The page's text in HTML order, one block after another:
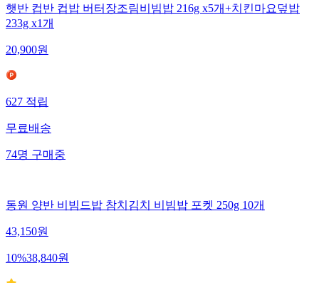
햇반 컵반 컵밥 버터장조림비빔밥 216g x5개+치킨마요덮밥
233g x1개
20,900원
627 적립
무료배송
74명 구매중
동원 양반 비빔드밥 참치김치 비빔밥 포켓 250g 10개
43,150원
10%38,840원